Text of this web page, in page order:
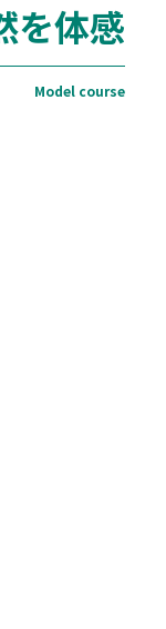
を体感